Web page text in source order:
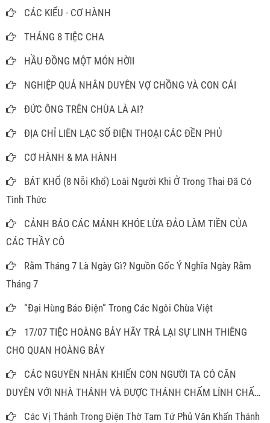
CÁC KIỂU - CƠ HÀNH
THÁNG 8 TIỆC CHA
HẦU ĐỒNG MỘT MÓN HỜII
NGHIỆP QUẢ NHÂN DUYÊN VỢ CHỒNG VÀ CON CÁI
ĐỨC ÔNG TRÊN CHÙA LÀ AI?
ĐỊA CHỈ LIÊN LẠC SỐ ĐIỆN THOẠI CÁC ĐỀN PHỦ
CƠ HÀNH & MA HÀNH
BÁT KHỔ (8 Nỗi Khổ) Loài Người Khi Ở Trong Thai Đã Có
Tình Thức
CẢNH BÁO CÁC MÁNH KHÓE LỪA ĐẢO LÀM TIỀN CỦA
CÁC THẦY CÔ
Rằm Tháng 7 Là Ngày Gì? Nguồn Gốc Ý Nghĩa Ngày Rằm
Tháng 7
“Đại Hùng Bảo Điện” Trong Các Ngôi Chùa Việt
17/07 TIỆC HOÀNG BẢY HÃY TRẢ LẠI SỰ LINH THIÊNG
CHO QUAN HOÀNG BẢY
CÁC NGUYÊN NHÂN KHIẾN CON NGƯỜI TA CÓ CĂN
DUYÊN VỚI NHÀ THÁNH VÀ ĐƯỢC THÁNH CHẤM LÍNH CHẤM
ĐỒNGCác Vị Thánh Trong Điện Thờ Tam Tứ Phủ Văn Khấn Thánh